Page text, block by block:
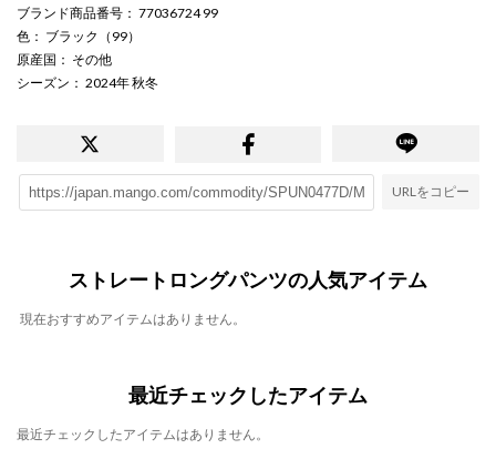
ブランド商品番号 ： 77036724 99
色 ： ブラック（99）
原産国 ： その他
シーズン ： 2024年 秋冬
URLをコピー
ストレートロングパンツの人気アイテム
現在おすすめアイテムはありません。
最近チェックしたアイテム
最近チェックしたアイテムはありません。